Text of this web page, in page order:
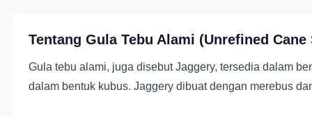
Tentang Gula Tebu Alami (Unrefined
Gula tebu alami, juga disebut Jaggery, tersedia dalam
dalam bentuk kubus. Jaggery dibuat dengan merebus